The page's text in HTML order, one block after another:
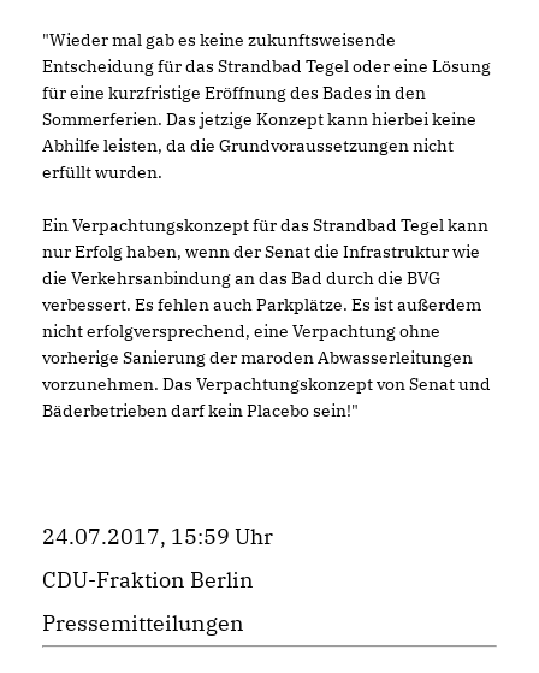
"Wieder mal gab es keine zukunftsweisende
Entscheidung für das Strandbad Tegel oder eine Lösung
für eine kurzfristige Eröffnung des Bades in den
Sommerferien. Das jetzige Konzept kann hierbei keine
Abhilfe leisten, da die Grundvoraussetzungen nicht
erfüllt wurden.
Ein Verpachtungskonzept für das Strandbad Tegel kann
nur Erfolg haben, wenn der Senat die Infrastruktur wie
die Verkehrsanbindung an das Bad durch die BVG
verbessert. Es fehlen auch Parkplätze. Es ist außerdem
nicht erfolgversprechend, eine Verpachtung ohne
vorherige Sanierung der maroden Abwasserleitungen
vorzunehmen. Das Verpachtungskonzept von Senat und
Bäderbetrieben darf kein Placebo sein!"
24.07.2017, 15:59 Uhr
CDU-Fraktion Berlin
Pressemitteilungen